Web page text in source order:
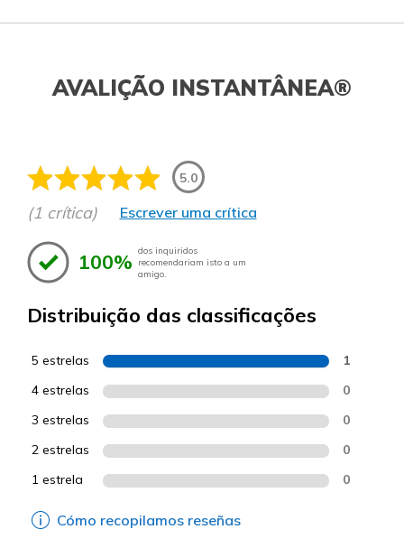
AVALIÇÃO INSTANTÂNEA®
5.0
(1 crítica) Escrever uma crítica
100% dos inquiridos
recomendariam isto a um
amigo.
Distribuição das classificações
5 estrelas 1
4 estrelas 0
3 estrelas 0
2 estrelas 0
1 estrela 0
Cómo recopilamos reseñas